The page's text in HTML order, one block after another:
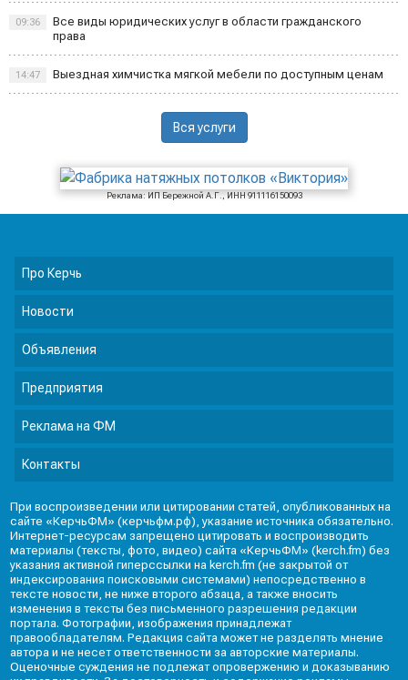
Все виды юридических услуг в области гражданского
права
09:36
Выездная химчистка мягкой мебели по доступным ценам
14:47
Вся услуги
Реклама: ИП Бережной А.Г., ИНН 911116150093
Про Керчь
Новости
Объявления
Предприятия
Реклама на ФМ
Контакты
При воспроизведении или цитировании статей, опубликованных на
сайте «КерчьФМ» (керчьфм.рф), указание источника обязательно.
Интернет-ресурсам запрещено цитировать и воспроизводить
материалы (тексты, фото, видео) сайта «КерчьФМ» (kerch.fm) без
указания активной гиперссылки на kerch.fm (не закрытой от
индексирования поисковыми системами) непосредственно в
тексте новости, не ниже второго абзаца, а также вносить
изменения в тексты без письменного разрешения редакции
портала. Фотографии, изображения принадлежат
правообладателям. Редакция сайта может не разделять мнение
автора и не несет ответственности за авторские материалы.
Оценочные суждения не подлежат опровержению и доказыванию